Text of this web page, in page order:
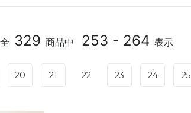
全 329 商品中 253 - 264 表示
20 21 22 23 24 25